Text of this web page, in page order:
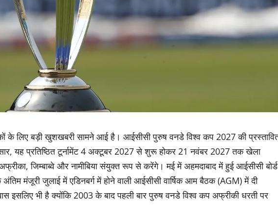
के लिए बड़ी खुशखबरी सामने आई है। आईसीसी पुरुष वनडे विश्व कप 2027 की
यह प्रतिष्ठित टूर्नामेंट 4 अक्टूबर 2027 से शुरू होकर 21 नवंबर 2027 तक खेला
जिम्बाब्वे और नामीबिया संयुक्त रूप से करेंगे। मई में अहमदाबाद में हुई आईसीसी बोर्ड
मंजूरी जुलाई में एडिनबर्ग में होने वाली आईसीसी वार्षिक आम बैठक (AGM) में दी
भी है क्योंकि 2003 के बाद पहली बार पुरुष वनडे विश्व कप अफ्रीकी धरती पर